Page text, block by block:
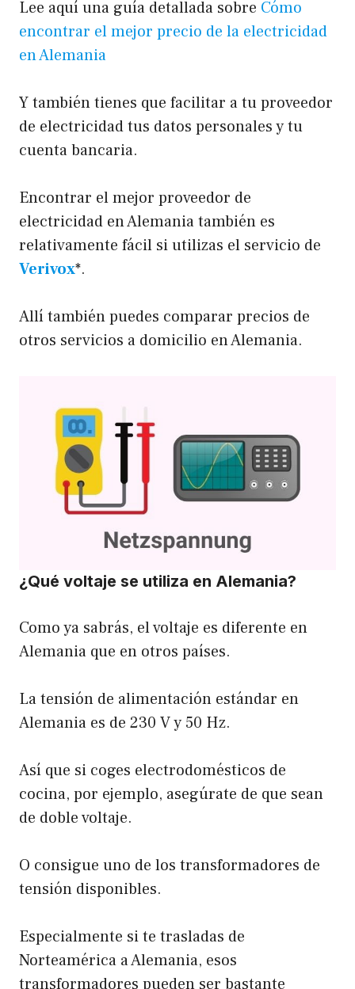
Lee aquí una guía detallada sobre Cómo
encontrar el mejor precio de la electricidad
en Alemania
Y también tienes que facilitar a tu proveedor
de electricidad tus datos personales y tu
cuenta bancaria.
Encontrar el mejor proveedor de
electricidad en Alemania también es
relativamente fácil si utilizas el servicio de
Verivox*.
Allí también puedes comparar precios de
otros servicios a domicilio en Alemania.
¿Qué voltaje se utiliza en Alemania?
Como ya sabrás, el voltaje es diferente en
Alemania que en otros países.
La tensión de alimentación estándar en
Alemania es de 230 V y 50 Hz.
Así que si coges electrodomésticos de
cocina, por ejemplo, asegúrate de que sean
de doble voltaje.
O consigue uno de los transformadores de
tensión disponibles.
Especialmente si te trasladas de
Norteamérica a Alemania, esos
transformadores pueden ser bastante